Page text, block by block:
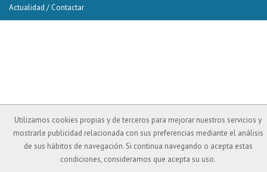
Utilizamos cookies propias y de terceros para mejorar nuestros servicios y
mostrarle publicidad relacionada con sus preferencias mediante el análisis
de sus hábitos de navegación. Si continua navegando o acepta estas
condiciones, consideramos que acepta su uso.
Actualidad / Contactar